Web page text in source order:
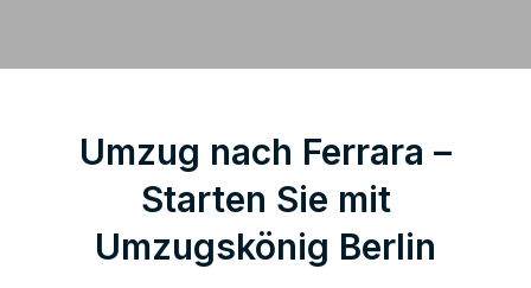
Umzug nach Ferrara –
Starten Sie mit
Umzugskönig Berlin